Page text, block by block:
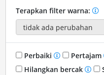
Terapkan filter warna:
Perbaiki Pertajam
Hilangkan bercak